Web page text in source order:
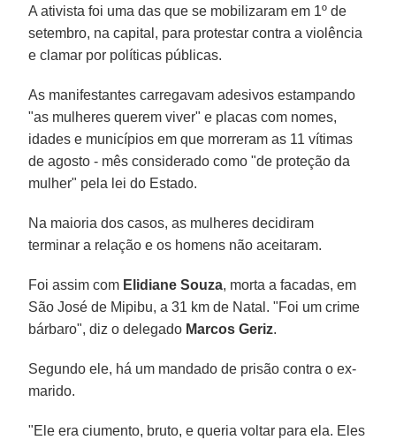
A ativista foi uma das que se mobilizaram em 1º de
setembro, na capital, para protestar contra a violência
e clamar por políticas públicas.
As manifestantes carregavam adesivos estampando
"as mulheres querem viver" e placas com nomes,
idades e municípios em que morreram as 11 vítimas
de agosto - mês considerado como "de proteção da
mulher" pela lei do Estado.
Na maioria dos casos, as mulheres decidiram
terminar a relação e os homens não aceitaram.
Foi assim com Elidiane Souza, morta a facadas, em
São José de Mipibu, a 31 km de Natal. "Foi um crime
bárbaro", diz o delegado Marcos Geriz.
Segundo ele, há um mandado de prisão contra o ex-
marido.
"Ele era ciumento, bruto, e queria voltar para ela. Eles